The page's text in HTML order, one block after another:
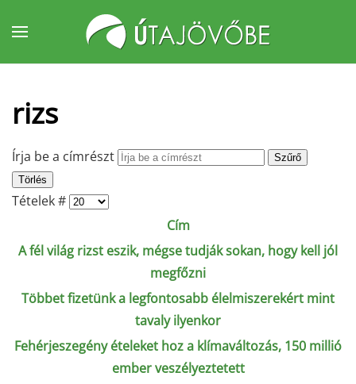
Fő tartalom átugrása
rizs
Írja be a címrészt
Szűrő
Törlés
Tételek #
Cím
A fél világ rizst eszik, mégse tudják sokan, hogy kell jól
megfőzni
Többet fizetünk a legfontosabb élelmiszerekért mint
tavaly ilyenkor
Fehérjeszegény ételeket hoz a klímaváltozás, 150 millió
ember veszélyeztetett